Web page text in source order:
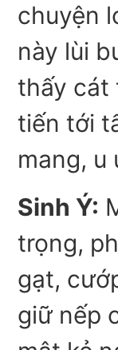
chuyện
này lùi
thấy cát
tiến tới
mang, u
Sinh Ý:
trọng,
gạt,
giữ nếp